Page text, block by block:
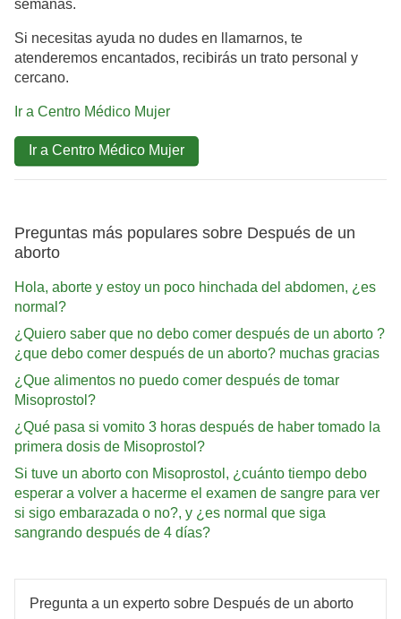
semanas.
Si necesitas ayuda no dudes en llamarnos, te
atenderemos encantados, recibirás un trato personal y
cercano.
Ir a Centro Médico Mujer
Ir a Centro Médico Mujer
Preguntas más populares sobre Después de un
aborto
Hola, aborte y estoy un poco hinchada del abdomen, ¿es
normal?
¿Quiero saber que no debo comer después de un aborto ?
¿que debo comer después de un aborto? muchas gracias
¿Que alimentos no puedo comer después de tomar
Misoprostol?
¿Qué pasa si vomito 3 horas después de haber tomado la
primera dosis de Misoprostol?
Si tuve un aborto con Misoprostol, ¿cuánto tiempo debo
esperar a volver a hacerme el examen de sangre para ver
si sigo embarazada o no?, y ¿es normal que siga
sangrando después de 4 días?
Pregunta a un experto sobre Después de un aborto